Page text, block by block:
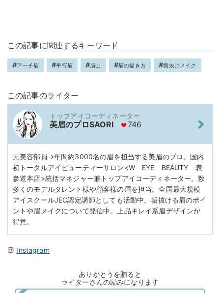
この記事に関連するキーワード
アーチ眉 平行眉 眉山 眉の描き方 垢抜けメイク
この記事のライター
トップアイコーディネーター
美眉のプロSAORI 746
元美容部員→年間約3000名の眉を担当する美眉のプロ。国内
初トータルアイビューティーサロン<W EYE BEAUTY 表
参道本店>統括マネジャー兼トップアイコーディネーター。数
多くのモデルタレント様や顧客様の眉を担当。全国最大規模
アイスクールJEC認定講師としても活動中。垢抜ける眉のポイ
ントや眉メイクについて発信中。上品キレイ系眉デザインが
得意。
Instagram
ありがとうを贈ると
ライターさんの励みになります